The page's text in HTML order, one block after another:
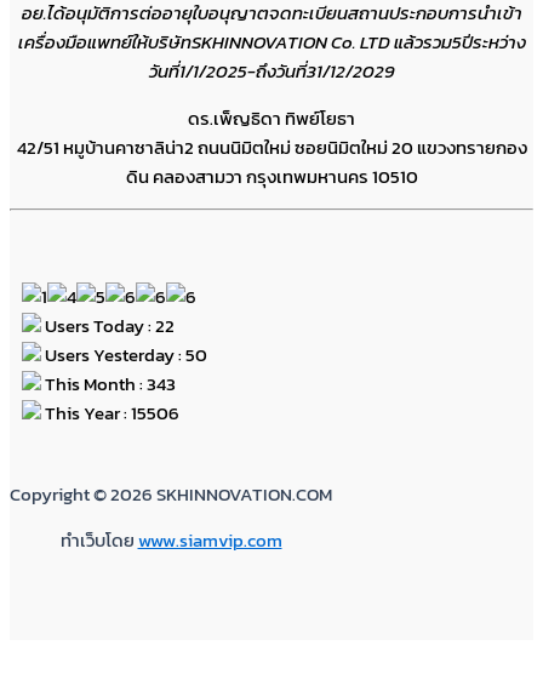
อย.ได้อนุมัติการต่ออายุใบอนุญาตจดทะเบียนสถานประกอบการนำเข้า
เครื่องมือแพทย์ให้บริษัทSKHINNOVATION Co. LTD แล้วรวม5ปีระหว่าง
วันที่1/1/2025-ถึงวันที่31/12/2029
ดร.เพ็ญธิดา ทิพย์โยธา
42/51 หมูบ้านคาซาลิน่า2 ถนนนิมิตใหม่ ซอยนิมิตใหม่ 20 แขวงทรายกอง
ดิน คลองสามวา กรุงเทพมหานคร 10510
Users Today : 22
Users Yesterday : 50
This Month : 343
This Year : 15506
Copyright © 2026 SKHINNOVATION.COM
ทำเว็บโดยwww.siamvip.com